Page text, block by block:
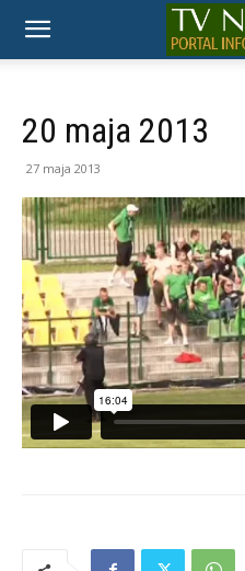
TELEWIZJA
NISKO
20 maja 2013
27 maja 2013